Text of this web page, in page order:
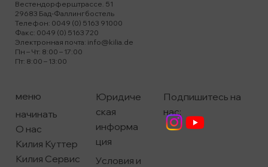
Вестендорферштрассе. 51
29683 Бад-Фаллингбостель
Телефон: 0049 (0) 5163 91000
Факс: 0049 (0) 5163 720
Электронная почта: info@kilia.de
Пн – Чт: 8:00 – 17:00
Пт: 8:00 – 13:00
меню
начинать
О нас
Килия Куттер
Килия Сервис
Юридиче
ская
информа
ция
Условия и
Подпишитесь на
нас: